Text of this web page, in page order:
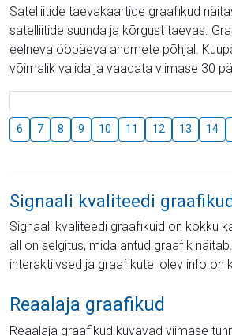
Satelliitide taevakaartide graafikud
satelliitide suunda ja kõrgust taevas.
eelneva ööpäeva andmete põhjal.
võimalik valida ja vaadata viimase 30
6 7 8 9 10 11 12 13 14
Signaali kvaliteedi
Signaali kvaliteedi graafikuid on kokku
all on selgitus, mida antud graafik
interaktiivsed ja graafikutel olev info on
Reaalaja graafikud
Reaalaja graafikud kuvavad viimase